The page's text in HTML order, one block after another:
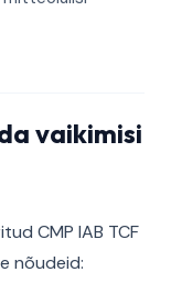
vaikimisi
CMP IAB TCF
nõudeid: